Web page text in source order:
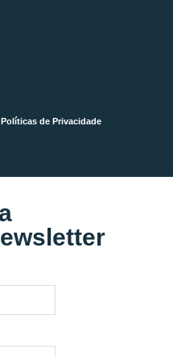
Políticas de Privacidade